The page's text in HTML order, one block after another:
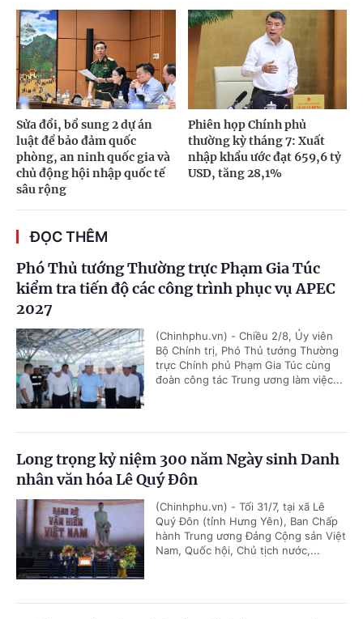
Sửa đổi, bổ sung 2 dự án
luật để bảo đảm quốc
phòng, an ninh quốc gia và
chủ động hội nhập quốc tế
sâu rộng
Phiên họp Chính phủ
thường kỳ tháng 7: Xuất
nhập khẩu ước đạt 659,6 tỷ
USD, tăng 28,1%
ĐỌC THÊM
Phó Thủ tướng Thường trực Phạm Gia Túc
kiểm tra tiến độ các công trình phục vụ APEC
2027
(Chinhphu.vn) - Chiều 2/8, Ủy viên
Bộ Chính trị, Phó Thủ tướng Thường
trực Chính phủ Phạm Gia Túc cùng
đoàn công tác Trung ương làm việc...
Long trọng kỷ niệm 300 năm Ngày sinh Danh
nhân văn hóa Lê Quý Đôn
(Chinhphu.vn) - Tối 31/7, tại xã Lê
Quý Đôn (tỉnh Hưng Yên), Ban Chấp
hành Trung ương Đảng Cộng sản Việt
Nam, Quốc hội, Chủ tịch nước,...